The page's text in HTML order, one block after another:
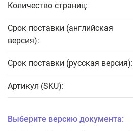
Количество страниц:
Срок поставки (английская
версия):
Срок поставки (русская версия):
Артикул (SKU):
Выберите версию документа: